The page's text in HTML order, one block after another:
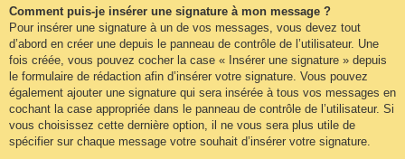
Comment puis-je insérer une signature à mon message ?
Pour insérer une signature à un de vos messages, vous devez tout
d’abord en créer une depuis le panneau de contrôle de l’utilisateur. Une
fois créée, vous pouvez cocher la case « Insérer une signature » depuis
le formulaire de rédaction afin d’insérer votre signature. Vous pouvez
également ajouter une signature qui sera insérée à tous vos messages en
cochant la case appropriée dans le panneau de contrôle de l’utilisateur. Si
vous choisissez cette dernière option, il ne vous sera plus utile de
spécifier sur chaque message votre souhait d’insérer votre signature.